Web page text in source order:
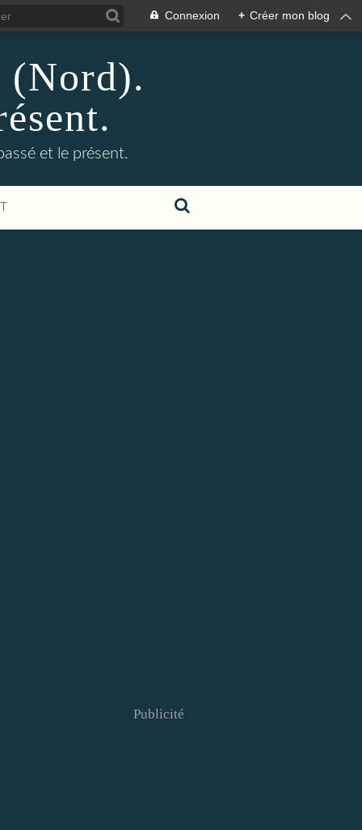
Connexion + Créer mon blog
et le présent.
Publicité